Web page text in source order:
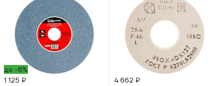
до -6%
1 125 ₽
4 662 ₽